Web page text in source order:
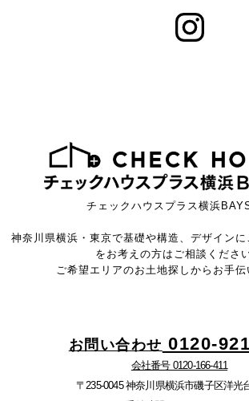
チェックハウスプラス横浜
神奈川県横浜・東京で基礎や構造、デザイン
をお考えの方はご相談ください
ご希望エリアのお土地探しからお手伝
お問い合わせ 0120-
会社番号 0120-166-411
〒235-0045 神奈川県横浜市磯子区洋光